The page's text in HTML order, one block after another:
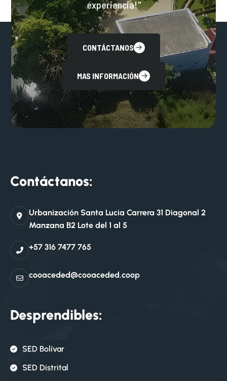
experiencia!"
CONTÁCTANOS
MAS INFORMACIÓN
Contáctanos:
Urbanización Santa Lucia Carrera 31 Diagonal 2
Manzana B2 Lote del 1 al 5
+57 316 7477 765
cooaceded@cooaceded.coop
Desprendibles:
SED Bolívar
SED Distrital